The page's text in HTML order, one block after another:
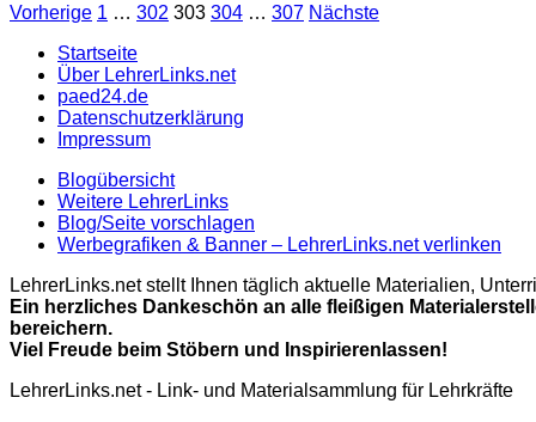
Vorherige 1 … 302 303 304 … 307 Nächste
Startseite
Über LehrerLinks.net
paed24.de
Datenschutzerklärung
Impressum
Blogübersicht
Weitere LehrerLinks
Blog/Seite vorschlagen
Werbegrafiken & Banner – LehrerLinks.net verlinken
LehrerLinks.net stellt Ihnen täglich aktuelle Materialien,
Ein herzliches Dankeschön an alle fleißigen
bereichern.
Viel Freude beim Stöbern und Inspirierenlassen!
LehrerLinks.net - Link- und Materialsammlung für Lehrkräfte